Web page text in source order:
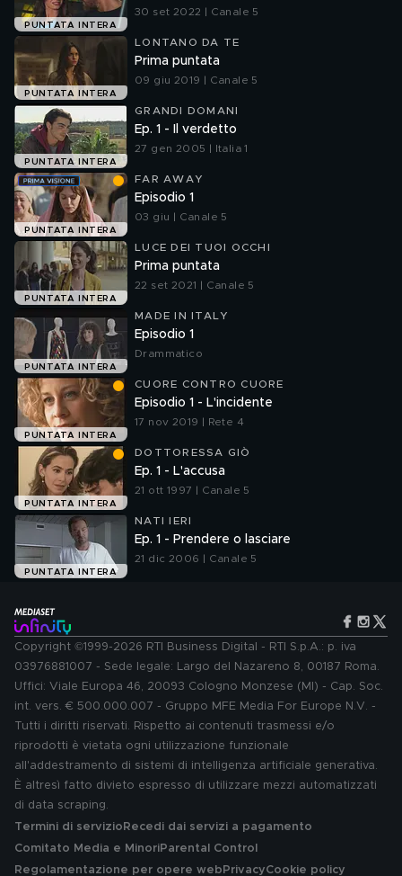
PUNTATA INTERA
30 set 2022 | Canale 5
PUNTATA INTERA
LONTANO DA TE
Prima puntata
09 giu 2019 | Canale 5
PUNTATA INTERA
GRANDI DOMANI
Ep. 1 - Il verdetto
27 gen 2005 | Italia 1
PUNTATA INTERA
FAR AWAY
Episodio 1
03 giu | Canale 5
PUNTATA INTERA
LUCE DEI TUOI OCCHI
Prima puntata
22 set 2021 | Canale 5
PUNTATA INTERA
MADE IN ITALY
Episodio 1
Drammatico
PUNTATA INTERA
CUORE CONTRO CUORE
Episodio 1 - L'incidente
17 nov 2019 | Rete 4
PUNTATA INTERA
DOTTORESSA GIÒ
Ep. 1 - L'accusa
21 ott 1997 | Canale 5
PUNTATA INTERA
NATI IERI
Ep. 1 - Prendere o lasciare
21 dic 2006 | Canale 5
Copyright ©1999-2026 RTI Business Digital - RTI S.p.A.: p. iva
03976881007 - Sede legale: Largo del Nazareno 8, 00187 Roma.
Uffici: Viale Europa 46, 20093 Cologno Monzese (MI) - Cap. Soc.
int. vers. € 500.000.007 - Gruppo MFE Media For Europe N.V. -
Tutti i diritti riservati. Rispetto ai contenuti trasmessi e/o
riprodotti è vietata ogni utilizzazione funzionale
all'addestramento di sistemi di intelligenza artificiale generativa.
È altresì fatto divieto espresso di utilizzare mezzi automatizzati
di data scraping.
Termini di servizio Recedi dai servizi a pagamento
Comitato Media e MinoriParental Control
Regolamentazione per opere web PrivacyCookie policy